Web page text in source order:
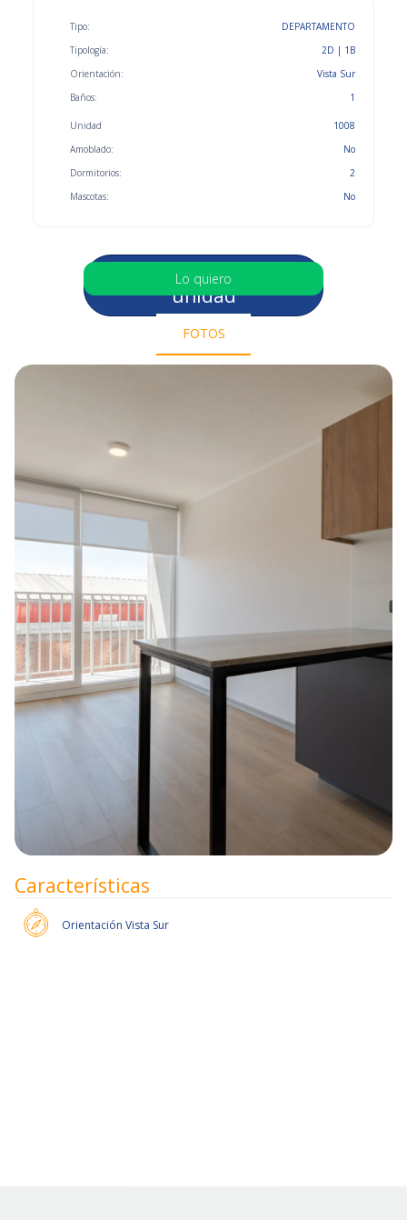
Tipo:
Tipología:
Orientación:
Baños:
DEPARTAMENTO
2D | 1B
Vista Sur
1
Unidad
Amoblado:
Dormitorios:
Mascotas:
1008
No
2
No
Selecciona otra
unidad
Lo quiero
FOTOS
Características
Orientación Vista Sur